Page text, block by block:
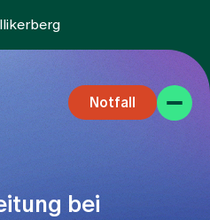
Notfall
bei